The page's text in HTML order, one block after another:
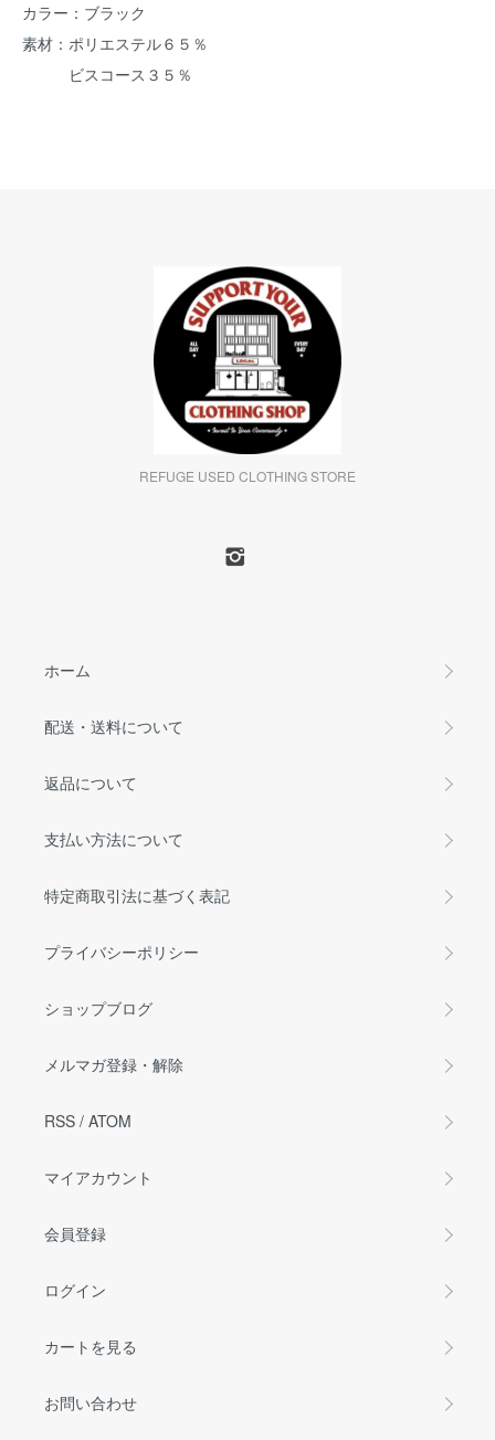
カラー：ブラック
素材：ポリエステル６５％
ビスコース３５％
REFUGE USED CLOTHING STORE
ホーム
配送・送料について
返品について
支払い方法について
特定商取引法に基づく表記
プライバシーポリシー
ショップブログ
メルマガ登録・解除
RSS / ATOM
マイアカウント
会員登録
ログイン
カートを見る
お問い合わせ